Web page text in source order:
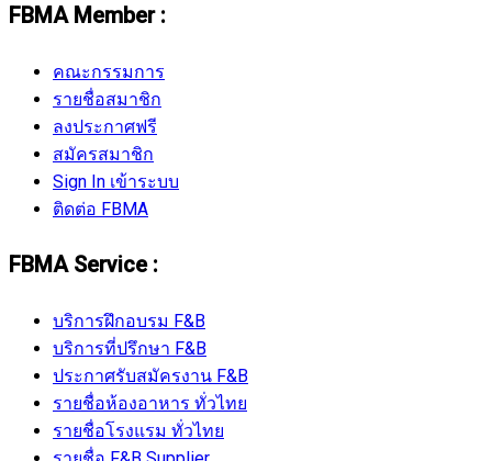
FBMA Member :
คณะกรรมการ
รายชื่อสมาชิก
ลงประกาศฟรี
สมัครสมาชิก
Sign In เข้าระบบ
ติดต่อ FBMA
FBMA Service :
บริการฝึกอบรม F&B
บริการที่ปรึกษา F&B
ประกาศรับสมัครงาน F&B
รายชื่อห้องอาหาร ทั่วไทย
รายชื่อโรงแรม ทั่วไทย